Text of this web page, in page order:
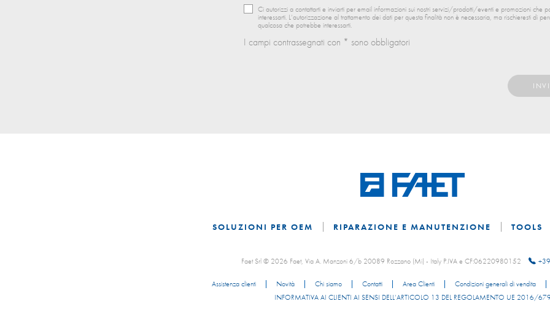
Ci autorizzi a contattarti e inviarti per email informazioni sui nostri servizi/prodotti/eventi e promozioni che
interessarti. L’autorizzazione al trattamento dei dati per questa finalità non è necessaria, ma rischieresti di
qualcosa che potrebbe interessarti.
I campi contrassegnati con * sono obbligatori
SOLUZIONI PER OEM RIPARAZIONE E MANUTENZIONE TOOLS
Faet Srl © 2026 Faet, Via A. Manzoni 6/b 20089 Rozzano (Mi) - Italy P.IVA e CF:06220980152
Assistenza clienti Novità Chi siamo Contatti Area Clienti Condizioni generali di vendita
INFORMATIVA AI CLIENTI AI SENSI DELL’ARTICOLO 13 DEL REGOLAMENTO UE 2016/679